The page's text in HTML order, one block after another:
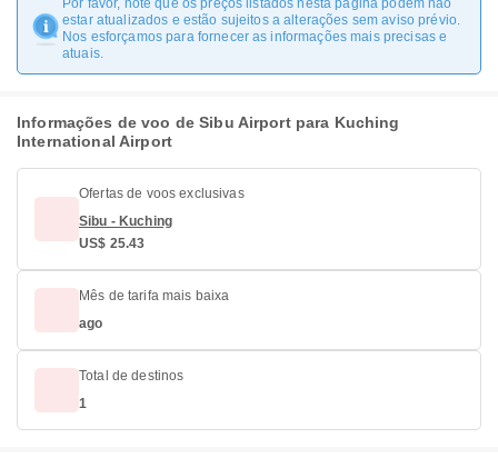
Por favor, note que os preços listados nesta página podem não
estar atualizados e estão sujeitos a alterações sem aviso prévio.
Nos esforçamos para fornecer as informações mais precisas e
atuais.
Informações de voo de Sibu Airport para Kuching
International Airport
Ofertas de voos exclusivas
Sibu - Kuching
US$ 25.43
Mês de tarifa mais baixa
ago
Total de destinos
1